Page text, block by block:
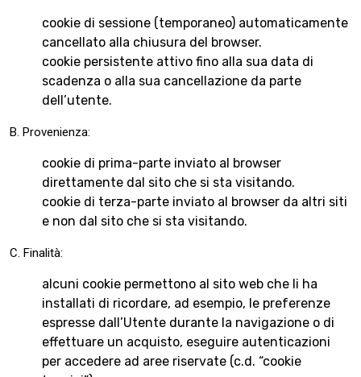
cookie di sessione (temporaneo) automaticamente
cancellato alla chiusura del browser.
cookie persistente attivo fino alla sua data di
scadenza o alla sua cancellazione da parte
dell’utente.
B. Provenienza:
cookie di prima-parte inviato al browser
direttamente dal sito che si sta visitando.
cookie di terza-parte inviato al browser da altri siti
e non dal sito che si sta visitando.
C. Finalità:
alcuni cookie permettono al sito web che li ha
installati di ricordare, ad esempio, le preferenze
espresse dall’Utente durante la navigazione o di
effettuare un acquisto, eseguire autenticazioni
per accedere ad aree riservate (c.d. “cookie